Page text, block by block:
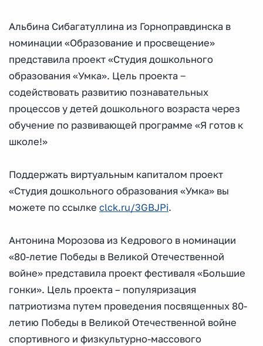
Альбина Сибагатуллина из Горноправдинска в
номинации «Образование и просвещение»
представила проект «Студия дошкольного
образования «Умка». Цель проекта ‒
содействовать развитию познавательных
процессов у детей дошкольного возраста через
обучение по развивающей программе «Я готов к
школе!»
Поддержать виртуальным капиталом проект
«Студия дошкольного образования «Умка» вы
можете по ссылке clck.ru/3GBJPi.
Антонина Морозова из Кедрового в номинации
«80-летие Победы в Великой Отечественной
войне» представила проект фестиваля «Большие
гонки». Цель проекта – популяризация
патриотизма путем проведения посвященных 80-
летию Победы в Великой Отечественной войне
спортивного и физкультурно-массового